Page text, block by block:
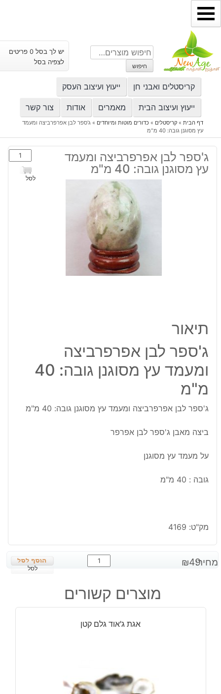
דילוג
לתוכן
חיפוש
עבור:
חיפוש
יש לך בסל 0 פריטים
לצפיה בסל
קריסטלים ואבני חן ייעוץ ועיצוב העסק
ייעוץ ועיצוב הבית מאמרים אודות צור קשר
דף הבית» קריסטלים » כדורים מוטות ומיוחדים » ג'ספר לבן אפרפרביצה ומעמד
עץ מסוגנן גובה: 40 מ"מ
ג'ספר לבן אפרפרביצה ומעמד
עץ מסוגנן גובה: 40 מ"מ
כמות
של
ג'ספר
לסל
תיאור
ג'ספר לבן אפרפרביצה
ומעמד עץ מסוגנן גובה: 40
מ"מ
ג'ספר לבן אפרפרביצה ומעמד עץ מסוגנן גובה: 40 מ"מ
ביצה מאבן ג'ספר לבן אפרפר
על מעמד עץ מסוגנן
גובה : 40 מ"מ
מק"ט: 4169
מחיר: ₪49
כמות
של
לבן
אפרפרביצה
עץ
מ"מ
לסל
מוצרים קשורים
אגת ג'אוד גלם קטן